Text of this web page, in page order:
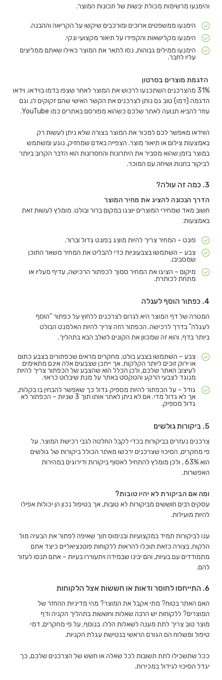
והימנעו מרשימות מכולת יבשות של תכונות המוצר.
הימנעו ממשפטים ארוכים ומורכבים שיקשו על הקריאה וההבנה.
הימנעו מקלישאות והקפידו על תיאור מקצועי ונקי.
הימנעו ממילים גבוהות, נסו לתאר את המוצר כאילו שאתם ממליצים
עליו לחבר.
הדגמת מוצרים בסרטון
31% מהצרכנים השתכנעו לרכוש את המוצר לאחר שצפו בדמו בוידאו. וידאו
הדגמה (דמו) טוב גם נותן לצרכנים את הקשר האישי שהם זקוקים לו, וגם
עוזר להביא תנועה לאתר שלכם כשהוא מפורסם באתרים כמו YouTube.
הווידאו מאפשר לכם למכור את המוצר בצורה שלא ניתן לעשות רק
באמצעות צילום או תיאור מוצר. הצפייה באדם שמחזיק, נוגע ומשתמש
במוצר בזמן שהוא מסביר את היתרונות והחסרונות הוא הדבר הקרוב ביותר
לביקור בחנות ושיחה עם המוכר.
3. כמה זה עולה?
הדרך הנכונה להציג את מחיר המוצר
חשוב מאד שמחירי המוצרים יוצגו במקום ברור ובולט. מומלץ לעשות זאת
באמצעות:
פונט – המחיר צריך להיות מוצג בפונט גדול וברור.
צבע – השתמשו בצבעוניות כדי להבליט את המחיר משאר התוכן
שמסביבו.
מיקום – הציגו את המחיר סמוך לכפתור הרכישה, עדיף מעליו או
מתחת לכותרת.
4. כפתור הוסף לעגלה
המטרה של דף המוצר היא לגרום לצרכנים ללחוץ על כפתור "הוסף
לעגלה" בדרך לרכישה. הכפתור הזה צריך להיות האלמנט הבולט
ביותר בדף, והוא זה שמכוון את הקונים לשלב הבא בתהליך.
צבע – השתמשו בצבע בולט. מחקרים מראים שכפתורים בצבע כתום
או ירוק זוכים ליותר הקלקות. אך ייתכן שצבעים אלה אינם מתאימים
לעיצוב האתר שלכם, ולכן הכלל הוא שהצבע של הכפתור צריך להיות
מנוגד לצבעי הרקע והטקסט באתר על מנת שיבלוט כראוי.
גודל – על הכפתור להיות מספיק גדול כך שאפשר להבחין בו בקלות,
אך לא גדול מדי. אם לא ניתן לאתר אותו תוך 3 שניות – הכפתור לא
גדול מספיק.
5. ביקורות גולשים
צרכנים נעזרים בביקורות בכדי לקבל החלטה לגבי רכישת המוצר. על
פי מחקרים, הסיכוי שצרכנים ירכשו מאתר הכולל ביקורות של גולשים
הוא 63% , ולכן מומלץ להתחיל לאסוף ביקורות ודירוגים במהירות
האפשרות.
ומה אם הביקורת לא יהיו טובות?
עסקים רבים חוששים מביקורות לא טובות, אך בטיפול נכון הן יכולות אפילו
להיות מועילות.
ענו לביקורות תמיד במקצועיות ובנימוס תוך שאיפה לפתור את הבעיה מול
הלקוח, בצורה כזאת תוכלו להראות ללקוחות פוטנציאליים כיצד אתם
מתמודדים עם בעיות, והם יבינו שבמידה ויתעוררו בעיות – אתם תנסו לעזור
להם.
6. התייחסו לחוסר ודאות או חששות אצל הלקוחות
האם האתר בטוח? מתי אקבל את המוצר? מהי מדיניות ההחזר של
המוצרים? ללקוחות יש הרבה שאלות וחששות בתהליך הקניה ודף
מוצר טוב צריך לתת מענה לשאלות הללו. בנוסף, על פי מחקרים, דמי
טיפול ומשלוח הם הגורם הראשי בנטישת עגלת הקניות.
ככל שתשכילו לתת תשובות לכל שאלה או חשש של הצרכנים שלכם, כך
יגדל הסיכוי לגידול במכירות.